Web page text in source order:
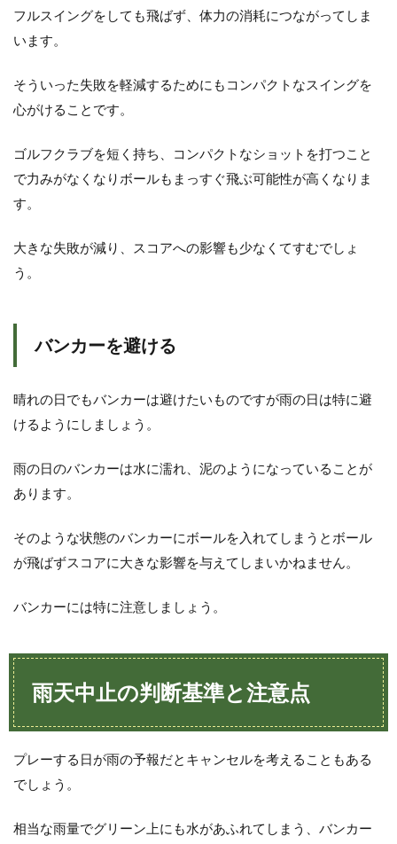
フルスイングをしても飛ばず、体力の消耗につながってしま
います。
そういった失敗を軽減するためにもコンパクトなスイングを
心がけることです。
ゴルフクラブを短く持ち、コンパクトなショットを打つこと
で力みがなくなりボールもまっすぐ飛ぶ可能性が高くなりま
す。
大きな失敗が減り、スコアへの影響も少なくてすむでしょ
う。
バンカーを避ける
晴れの日でもバンカーは避けたいものですが雨の日は特に避
けるようにしましょう。
雨の日のバンカーは水に濡れ、泥のようになっていることが
あります。
そのような状態のバンカーにボールを入れてしまうとボール
が飛ばずスコアに大きな影響を与えてしまいかねません。
バンカーには特に注意しましょう。
雨天中止の判断基準と注意点
プレーする日が雨の予報だとキャンセルを考えることもある
でしょう。
相当な雨量でグリーン上にも水があふれてしまう、バンカー